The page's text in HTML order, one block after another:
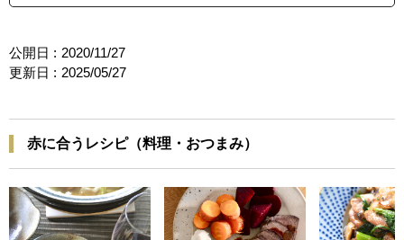
公開日 : 2020/11/27
更新日 : 2025/05/27
赤に合うレシピ（料理・おつまみ）